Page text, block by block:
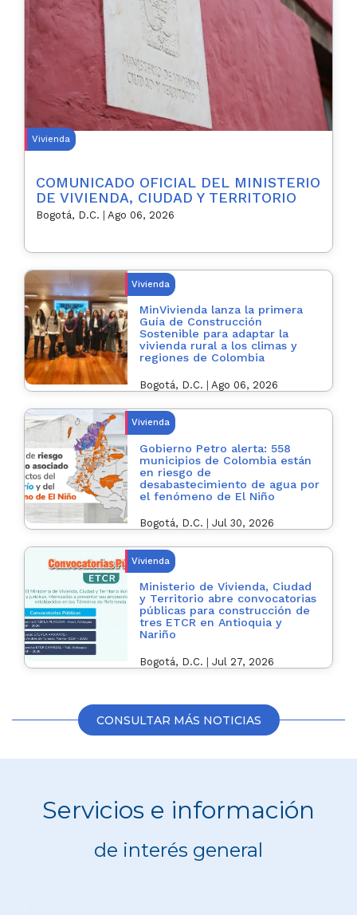
Vivienda
COMUNICADO OFICIAL DEL MINISTERIO
DE VIVIENDA, CIUDAD Y TERRITORIO
Bogotá, D.C. Ago 06, 2026
Vivienda
MinVivienda lanza la primera
Guía de Construcción
Sostenible para adaptar la
vivienda rural a los climas y
regiones de Colombia
Bogotá, D.C. Ago 06, 2026
Vivienda
Gobierno Petro alerta: 558
municipios de Colombia están
en riesgo de
desabastecimiento de agua por
el fenómeno de El Niño
Bogotá, D.C. Jul 30, 2026
Vivienda
Ministerio de Vivienda, Ciudad
y Territorio abre convocatorias
públicas para construcción de
tres ETCR en Antioquia y
Nariño
Bogotá, D.C. | Jul 27, 2026
CONSULTAR MÁS NOTICIAS
Servicios e información
de interés general